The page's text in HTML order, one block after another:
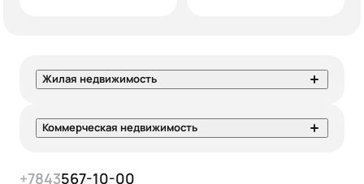
Жилая недвижимость
Коммерческая недвижимость
+7843567-10-00